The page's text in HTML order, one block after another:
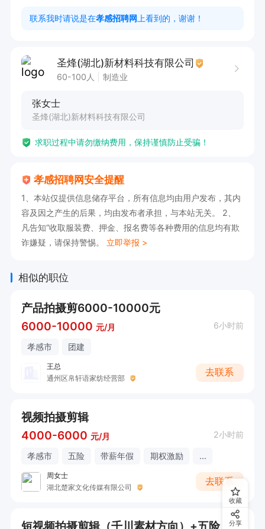
传物料，助力品牌与平台推广。
相关经验，热爱摄影摄像，能熟练使用单反相机、
2、具备扎实摄影基础，掌握布景、布光、构图等
3、精通视频后期流程，熟练使用 PS、PR、剪映
流程。
4、工作积极主动，沟通顺畅，具备良好的团队协
作意识与执行力。
薪资：5000-6000元，详细薪资可面议
联系我时请说是在孝感招聘网 上看到的，谢谢！
圣烽(湖北)新材料科技有限公司
60-100人 制造业
张女士
圣烽(湖北)新材料科技有限公司
求职过程中请勿缴纳费用，保持谨慎防止受骗！
孝感招聘网安全提醒
1、本站仅提供信息储存平台，所有信息均由用户发布，其内
容及因之产生的后果，均由发布者承担，与本站无关。 2、
凡告知“收取服装费、押金、报名费等各种费用的信息均有欺
诈嫌疑，请保持警惕。 立即举报 >
相似的职位
产品拍摄剪6000-10000元
6000-10000 元/月 6小时前
孝感市 团建
王总
通州区帛轩语家纺经营部
去联系
视频拍摄剪辑
4000-6000 元/月 2小时前
孝感市 五险 带薪年假 期权激励 ...
周女士
湖北楚家文化传媒有限公司
去联系
短视频拍摄剪辑（千川素材方向）+五险
收藏
分享